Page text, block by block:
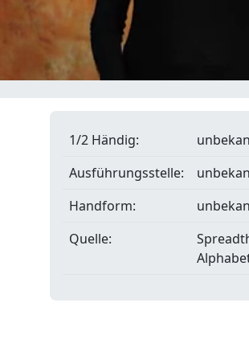
1/2 Händig:
Ausführungsstelle:
Handform:
Quelle: